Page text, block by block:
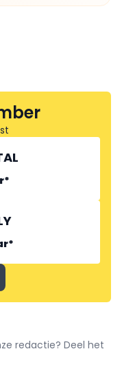
*
*
redactie? Deel het